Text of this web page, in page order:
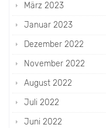
März 2023
Januar 2023
Dezember 2022
November 2022
August 2022
Juli 2022
Juni 2022